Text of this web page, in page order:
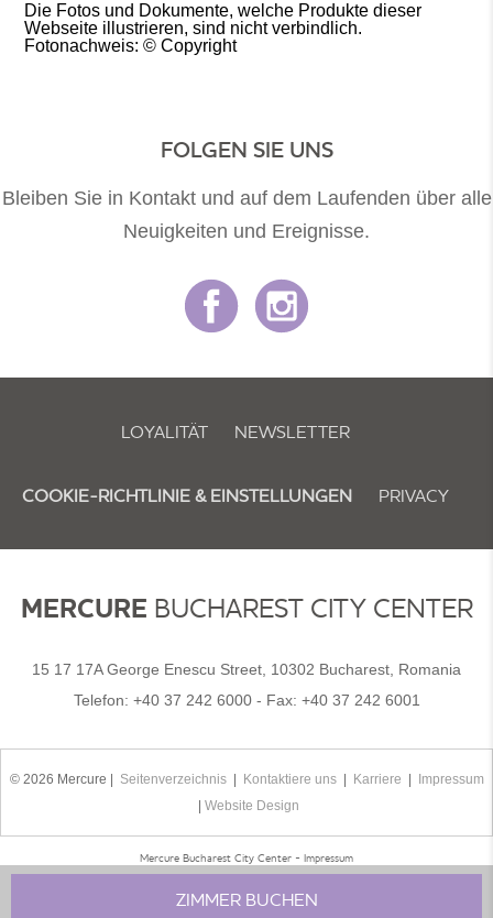
Die Fotos und Dokumente, welche Produkte dieser
Webseite illustrieren, sind nicht verbindlich.
Fotonachweis: © Copyright
FOLGEN SIE UNS
Bleiben Sie in Kontakt und auf dem Laufenden über alle
Neuigkeiten und Ereignisse.
LOYALITÄT NEWSLETTER
COOKIE-RICHTLINIE & EINSTELLUNGEN PRIVACY
MERCURE BUCHAREST CITY CENTER
15 17 17A George Enescu Street, 10302 Bucharest, Romania
Telefon: +40 37 242 6000- Fax: +40 37 242 6001
© 2026 Mercure | Seitenverzeichnis| Kontaktiere uns| Karriere
Impressum
Website Design
Mercure Bucharest City Center - Impressum
ZIMMER BUCHEN